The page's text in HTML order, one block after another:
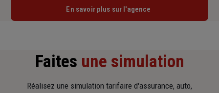
En savoir plus sur l'agence
Faites une simulation
Réalisez une simulation tarifaire d'assurance, auto,